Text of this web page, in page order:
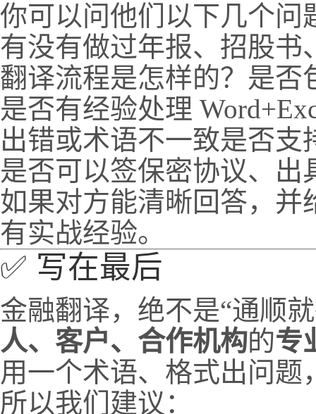
你可以问他们以下几个问
有没有做过年报、招股书
翻译流程是怎样的？是否
是否有经验处理
出错或术语不一致是否支
是否可以签保密协议、
如果对方能清晰回答，并
有实战经验。
✅ 写在最后
金融翻译，绝不是“通顺
人、客户、合作机构的专
用一个术语、格式出问
所以我们建议：